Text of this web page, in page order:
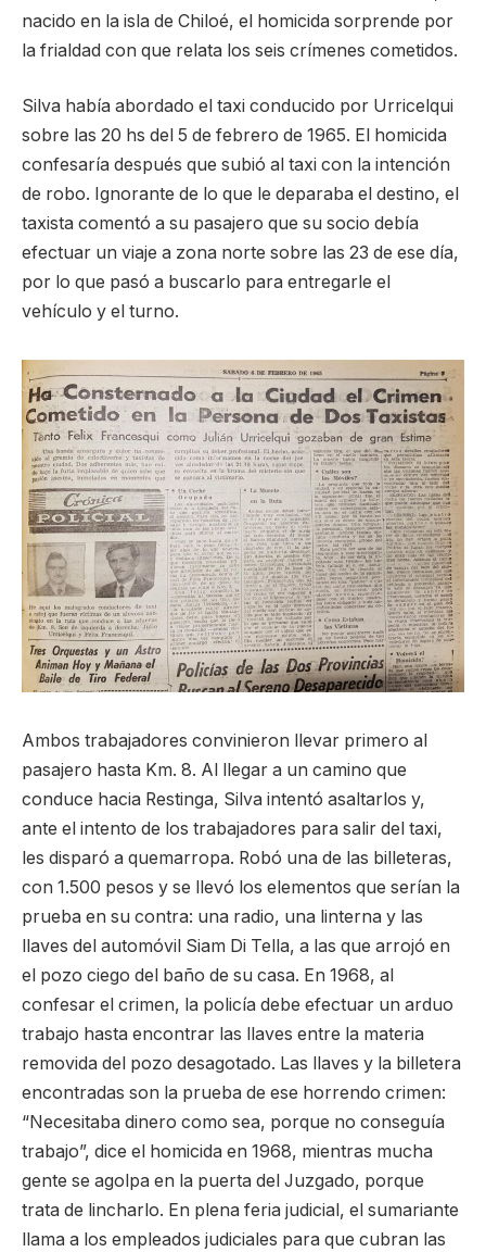
nacido en la isla de Chiloé, el homicida sorprende por
la frialdad con que relata los seis crímenes cometidos.
Silva había abordado el taxi conducido por Urricelqui
sobre las 20 hs del 5 de febrero de 1965. El homicida
confesaría después que subió al taxi con la intención
de robo. Ignorante de lo que le deparaba el destino, el
taxista comentó a su pasajero que su socio debía
efectuar un viaje a zona norte sobre las 23 de ese día,
por lo que pasó a buscarlo para entregarle el
vehículo y el turno.
Ambos trabajadores convinieron llevar primero al
pasajero hasta Km. 8. Al llegar a un camino que
conduce hacia Restinga, Silva intentó asaltarlos y,
ante el intento de los trabajadores para salir del taxi,
les disparó a quemarropa. Robó una de las billeteras,
con 1.500 pesos y se llevó los elementos que serían la
prueba en su contra: una radio, una linterna y las
llaves del automóvil Siam Di Tella, a las que arrojó en
el pozo ciego del baño de su casa. En 1968, al
confesar el crimen, la policía debe efectuar un arduo
trabajo hasta encontrar las llaves entre la materia
removida del pozo desagotado. Las llaves y la billetera
encontradas son la prueba de ese horrendo crimen:
“Necesitaba dinero como sea, porque no conseguía
trabajo”, dice el homicida en 1968, mientras mucha
gente se agolpa en la puerta del Juzgado, porque
trata de lincharlo. En plena feria judicial, el sumariante
llama a los empleados judiciales para que cubran las